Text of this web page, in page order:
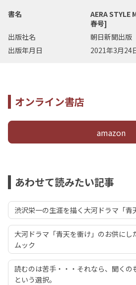
書名
AERA STYLE
春号]
出版社名
朝日新聞出版
出版年月日
2021年3月24
オンライン書店
amazon
あわせて読みたい記事
渋沢栄一の生涯を描く大河ドラマ「青
大河ドラマ「青天を衝け」のお供にし
ムック
読むのは苦手・・・それなら、聞くの
という選択。